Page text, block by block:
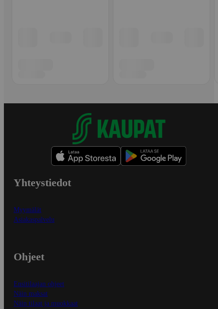
Yhteystiedot
Myymälät
Asiakaspalvelu
Ohjeet
Ensitilaajan ohjeet
Näin maksat
Näin tilaat ja muokkaat